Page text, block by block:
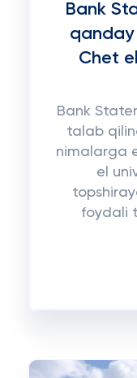
Bank
qanday
Chet
Bank
talab
nimalarga
el
foydali